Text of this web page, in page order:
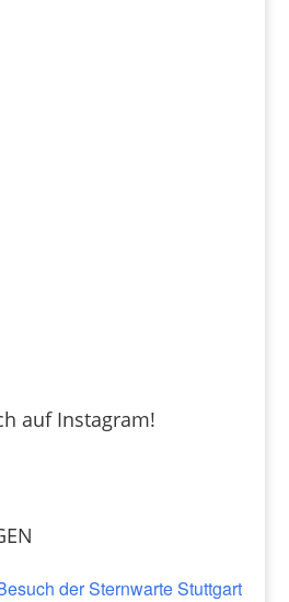
auf Instagram!
der Sternwarte Stuttgart